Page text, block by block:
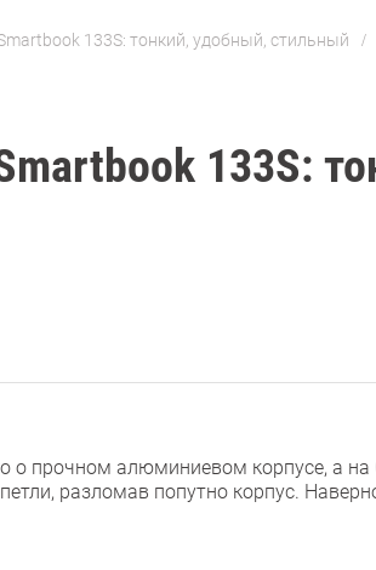
133S: тонкий, удобный, стильный
133S:
о прочном алюминиевом корпусе, а
разломав попутно корпус.